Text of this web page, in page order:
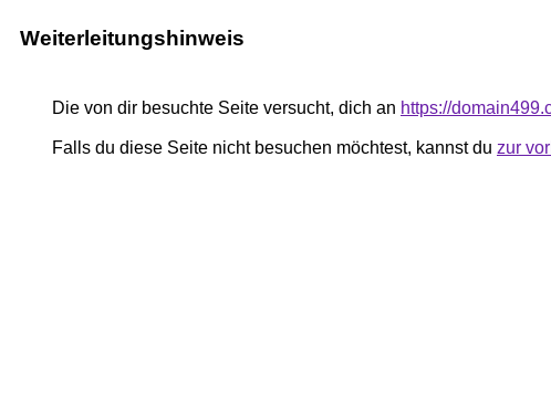
Weiterleitungshinweis
Die von dir besuchte Seite versucht, dich an https://
Falls du diese Seite nicht besuchen möchtest, kannst du zur